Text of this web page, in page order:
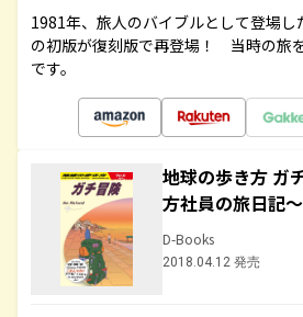
1981年、旅人のバイブルとして登場し
の初版が復刻版で再登場！ 当時の旅
です。
地球の歩き方 ガ
方社員の旅日記～
D-Books
2018.04.12 発売